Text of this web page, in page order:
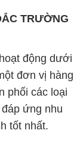
TRƯỜNG
động dưới
đơn vị hàng
phối các loại
ứng nhu
tốt nhất.